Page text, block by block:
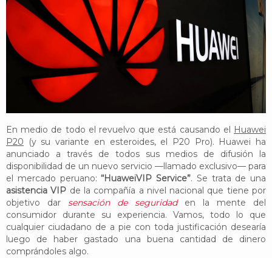
En medio de todo el revuelvo que está causando el Huawei
P20 (y su variante en esteroides, el P20 Pro). Huawei ha
anunciado a través de todos sus medios de difusión la
disponibilidad de un nuevo servicio —llamado exclusivo— para
el mercado peruano:“HuaweiVIP Service”. Se trata de una
asistencia VIP de la compañía a nivel nacional que tiene por
objetivo dar sensación de seguridaden la mente del
consumidor durante su experiencia. Vamos, todo lo que
cualquier ciudadano de a pie con toda justificación desearía
luego de haber gastado una buena cantidad de dinero
comprándoles algo.
YouTube
Twitter
Foro